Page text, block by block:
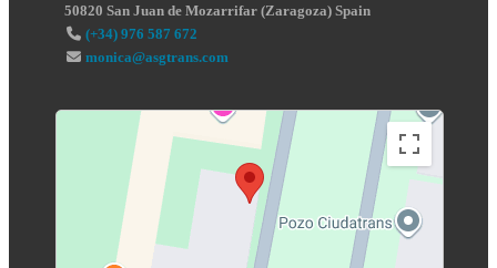
50820 San Juan de Mozarrifar (Zaragoza) Spain
(+34) 976 587 672
monica@asgtrans.com